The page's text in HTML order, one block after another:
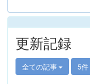
更新記録
全ての記事 5件